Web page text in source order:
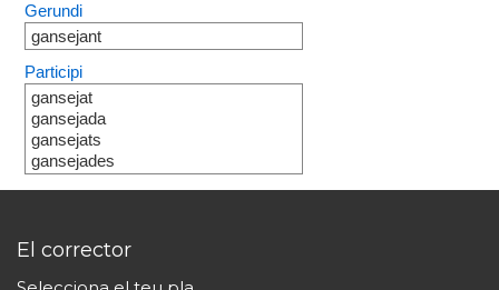
Gerundi
gansejant
Participi
gansejat
gansejada
gansejats
gansejades
El corrector